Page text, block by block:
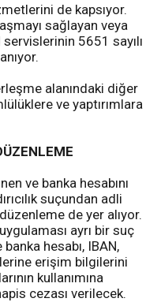
de kapsıyor.
sağlayan veya
5651 sayılı
alanındaki diğer
ve yaptırımlara
ve banka hesabını
suçundan adli
de yer alıyor.
ayrı bir suç
hesabı, IBAN,
erişim bilgilerini
kullanımına
cezası verilecek.